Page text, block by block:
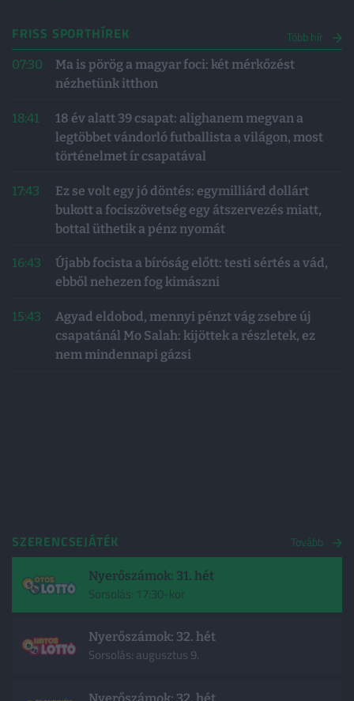
FRISS SPORTHÍREK Több hír
07:30
Ma is pörög a magyar foci: két mérkőzést
nézhetünk itthon
18:41
18 év alatt 39 csapat: alighanem megvan a
legtöbbet vándorló futballista a világon, most
történelmet ír csapatával
17:43
Ez se volt egy jó döntés: egymilliárd dollárt
bukott a fociszövetség egy átszervezés miatt,
bottal üthetik a pénz nyomát
16:43
Újabb focista a bíróság előtt: testi sértés a vád,
ebből nehezen fog kimászni
15:43
Agyad eldobod, mennyi pénzt vág zsebre új
csapatánál Mo Salah: kijöttek a részletek, ez
nem mindennapi gázsi
SZERENCSEJÁTÉK Tovább
Nyerőszámok: 31. hét
Sorsolás: 17:30-kor
Nyerőszámok: 32. hét
Sorsolás: augusztus 9.
Nyerőszámok: 32. hét